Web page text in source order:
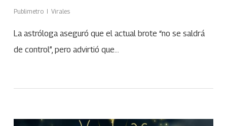
Publimetro Virales
La astróloga aseguró que el actual brote “no se saldrá
de control”, pero advirtió que…